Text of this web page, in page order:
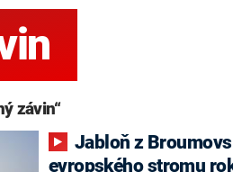
závin“
evropského stromu